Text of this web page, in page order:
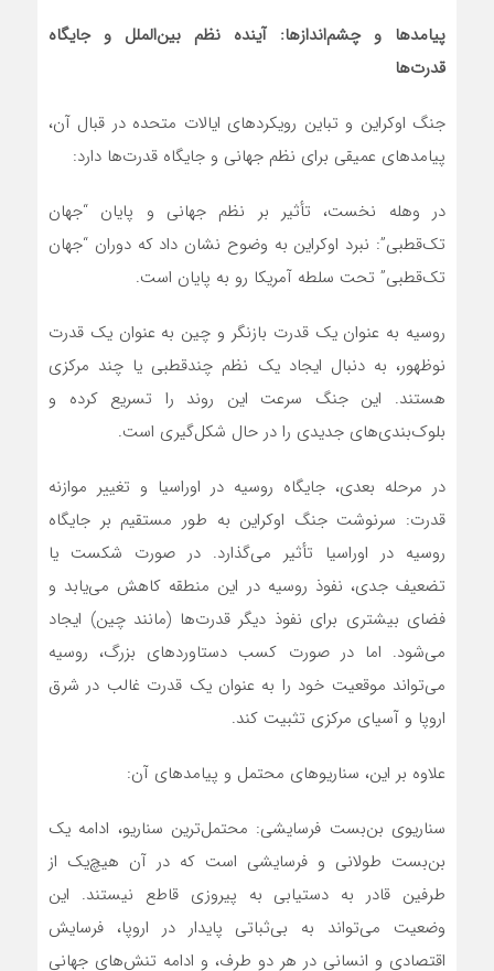
پیامدها و چشم‌اندازها: آینده نظم بین‌الملل و جایگاه
قدرت‌ها
جنگ اوکراین و تباین رویکردهای ایالات متحده در قبال آن،
پیامدهای عمیقی برای نظم جهانی و جایگاه قدرت‌ها دارد:
در وهله نخست، تأثیر بر نظم جهانی و پایان “جهان
تک‌قطبی”: نبرد اوکراین به وضوح نشان داد که دوران “جهان
تک‌قطبی” تحت سلطه آمریکا رو به پایان است.
روسیه به عنوان یک قدرت بازنگر و چین به عنوان یک قدرت
نوظهور، به دنبال ایجاد یک نظم چندقطبی یا چند مرکزی
هستند. این جنگ سرعت این روند را تسریع کرده و
بلوک‌بندی‌های جدیدی را در حال شکل‌گیری است.
در مرحله بعدی، جایگاه روسیه در اوراسیا و تغییر موازنه
قدرت: سرنوشت جنگ اوکراین به طور مستقیم بر جایگاه
روسیه در اوراسیا تأثیر می‌گذارد. در صورت شکست یا
تضعیف جدی، نفوذ روسیه در این منطقه کاهش می‌یابد و
فضای بیشتری برای نفوذ دیگر قدرت‌ها (مانند چین) ایجاد
می‌شود. اما در صورت کسب دستاوردهای بزرگ، روسیه
می‌تواند موقعیت خود را به عنوان یک قدرت غالب در شرق
اروپا و آسیای مرکزی تثبیت کند.
علاوه بر این، سناریوهای محتمل و پیامدهای آن:
سناریوی بن‌بست فرسایشی: محتمل‌ترین سناریو، ادامه یک
بن‌بست طولانی و فرسایشی است که در آن هیچ‌یک از
طرفین قادر به دستیابی به پیروزی قاطع نیستند. این
وضعیت می‌تواند به بی‌ثباتی پایدار در اروپا، فرسایش
اقتصادی و انسانی در هر دو طرف، و ادامه تنش‌های جهانی